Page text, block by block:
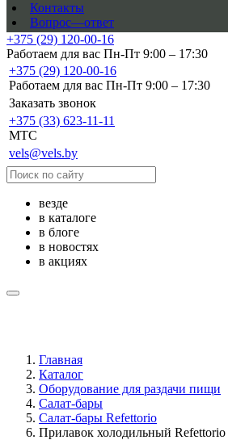
Контакты
Вопрос—ответ
+375 (29) 120-00-16
Работаем для вас Пн-Пт 9:00 – 17:30
+375 (29) 120-00-16
Работаем для вас Пн-Пт 9:00 – 17:30
Заказать звонок
+375 (33) 623-11-11
MTC
vels@vels.by
везде
в каталоге
в блоге
в новостях
в акциях
Главная
Каталог
Оборудование для раздачи пищи
Салат-бары
Салат-бары Refettorio
Прилавок холодильный